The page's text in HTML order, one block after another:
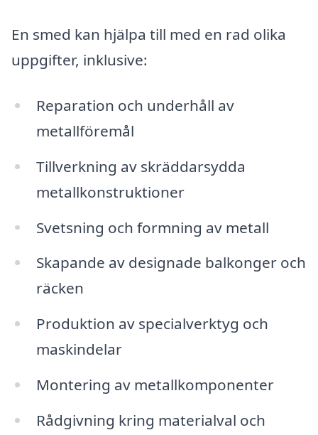
En smed kan hjälpa till med en rad olika
uppgifter, inklusive:
Reparation och underhåll av
metallföremål
Tillverkning av skräddarsydda
metallkonstruktioner
Svetsning och formning av metall
Skapande av designade balkonger och
räcken
Produktion av specialverktyg och
maskindelar
Montering av metallkomponenter
Rådgivning kring materialval och